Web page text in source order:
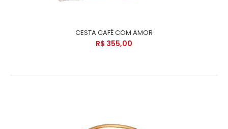
CESTA CAFÉ COM AMOR
R$ 355,00